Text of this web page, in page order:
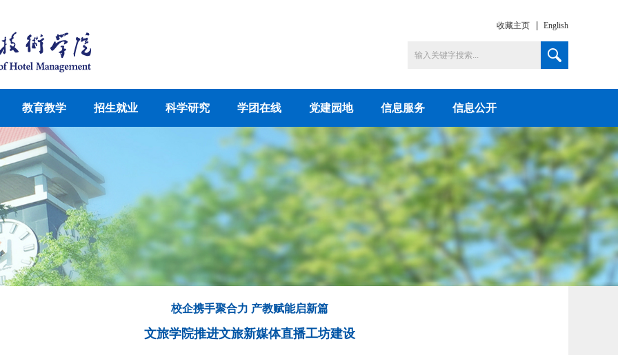
收藏主页 English
教育教学 招生就业 科学研究 学团在线 党建园地 信息服务 信息公开
校企携手聚合力 产教赋能启新篇
文旅学院推进文旅新媒体直播工坊建设